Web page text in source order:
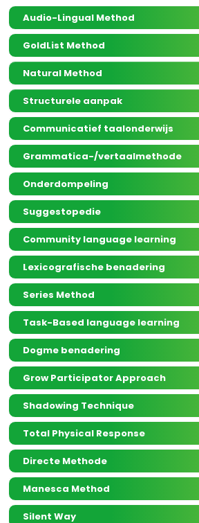
Audio-Lingual Method
GoldList Method
Natural Method
Structurele aanpak
Communicatief taalonderwijs
Grammatica-/vertaalmethode
Onderdompeling
Suggestopedie
Community language learning
Lexicografische benadering
Series Method
Task-Based language learning
Dogme benadering
Grow Participator Approach
Shadowing Technique
Total Physical Response
Directe Methode
Manesca Method
Silent Way